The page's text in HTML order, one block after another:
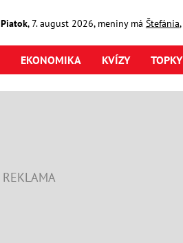
Piatok,7. august2026, meniny má Štefánia
EKONOMIKA KVÍZY